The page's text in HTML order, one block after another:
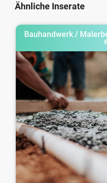
Ähnliche Inserate
Bauhandwerk /